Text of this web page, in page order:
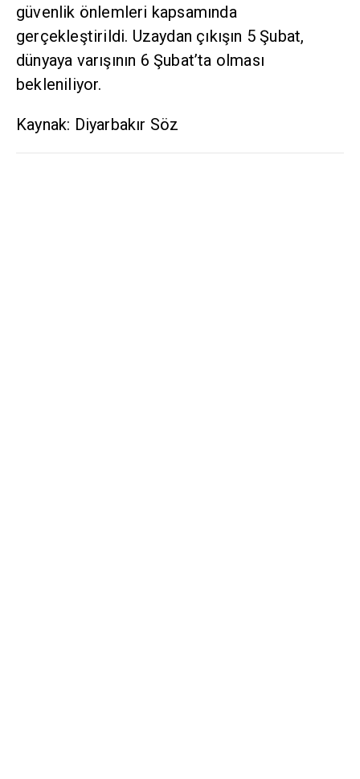
güvenlik önlemleri kapsamında
gerçekleştirildi. Uzaydan çıkışın 5 Şubat,
dünyaya varışının 6 Şubat’ta olması
bekleniliyor.
Kaynak: Diyarbakır Söz